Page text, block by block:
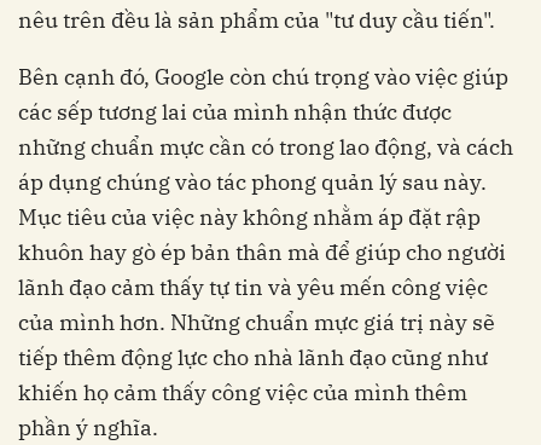
nêu trên đều là sản phẩm của "tư duy cầu tiến".
Bên cạnh đó, Google còn chú trọng vào việc giúp
các sếp tương lai của mình nhận thức được
những chuẩn mực cần có trong lao động, và cách
áp dụng chúng vào tác phong quản lý sau này.
Mục tiêu của việc này không nhằm áp đặt rập
khuôn hay gò ép bản thân mà để giúp cho người
lãnh đạo cảm thấy tự tin và yêu mến công việc
của mình hơn. Những chuẩn mực giá trị này sẽ
tiếp thêm động lực cho nhà lãnh đạo cũng như
khiến họ cảm thấy công việc của mình thêm
phần ý nghĩa.